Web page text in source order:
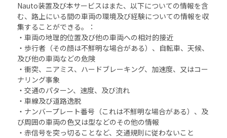
Nauto装置及び本サービスはまた、以下についての情報を含
む、路上にいる間の車両の環境及び経験についての情報を収
集することができる。：
・車両の地理的位置及び他の車両への相対的接近
・歩行者（その顔は不鮮明な場合がある）、自転車、天候、
及び他の車両などの危険
・衝突、ニアミス、ハードブレーキング、加速度、又はコー
ナリング事象
・交通のパターン、速度、及び流れ
・車線及び道路逸脱
・ナンバープレート番号（これは不鮮明な場合がある）、及
び周囲の車両の色又は型などのその他の情報
・赤信号を突っ切ることなど、交通規則に従わないこと